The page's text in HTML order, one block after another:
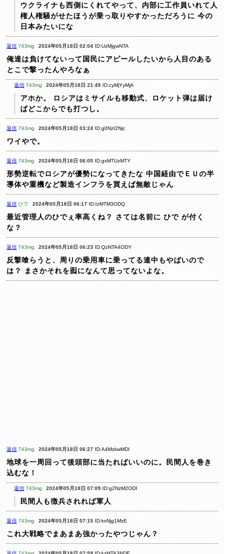
ウクライナも西側にくれてやって、内部に工作員いれて人
権人権騒がせたほうが乗っ取りやすかっただろうに 今の
日本みたいにな
返信 743mg 2024年05月18日 02:04 ID:UzMjgwNTA
俺達は負けてないって国民にアピールしたいから人目のある
とこで撃ったんやろなぁ
返信 743mg 2024年05月18日 21:49 ID:cyMjYyMjA
アホか。
ロシアはミサイルも移動式、ロケット弾は届け
ばどこからでも打つし。
返信 743mg 2024年05月18日 03:24 ID:g0NzI2Njc
ワイやで。
返信 743mg 2024年05月18日 06:05 ID:gxMTUzMTY
形勢逆転でロシアが優勢になってきたな 中国経由でＥＵの半
導体や重機など製造インフラを買えば無敵じゃん
返信 ひで 2024年05月18日 06:17 ID:IzMTM3ODQ
最近管理人のひでぇ率高くね？
さては名前に ひで が付く
な？
返信 743mg 2024年05月18日 06:23 ID:QzNTA4ODY
反撃喰らうと、周りの乗用車に乗ってる連中もやばいので
は？
まさかそれを囮になんて思ってないよな。
返信 743mg 2024年05月18日 06:27 ID:A4MzkwMDI
地球を一周回って後頭部に当たればいいのに。民間人を巻き
込むな！
返信 743mg 2024年05月18日 07:09 ID:g2NzM2ODI
民間人も徴兵されれば軍人
返信 743mg 2024年05月18日 07:15 ID:kxNjg1MzE
これ大戦略でまあまあ強かったやつじゃん？